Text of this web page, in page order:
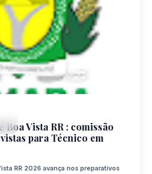
Boa Vista RR : comissão
para Técnico em
RR 2026 avança nos preparativos